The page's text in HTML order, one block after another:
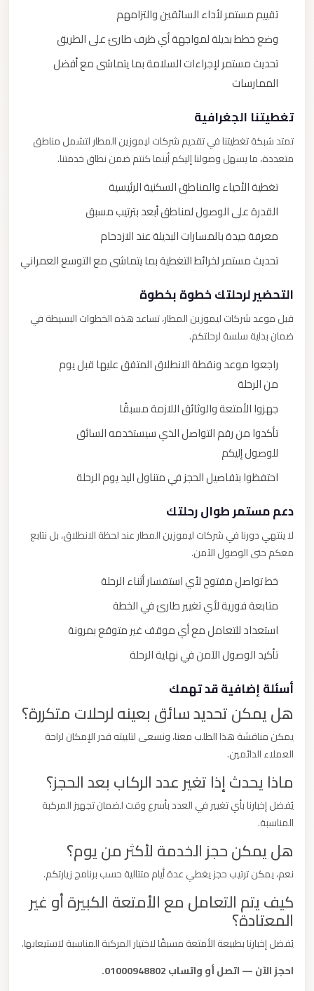
تقييم مستمر لأداء السائقين والتزامهم
وضع خطط بديلة لمواجهة أي ظرف طارئ على الطريق
تحديث مستمر لإجراءات السلامة بما يتماشى مع أفضل
الممارسات
تغطيتنا الجغرافية
تمتد شبكة تغطيتنا في تقديم شركات ليموزين المطار لتشمل مناطق
متعددة، ما يسهل وصولنا إليكم أينما كنتم ضمن نطاق خدمتنا.
تغطية الأحياء والمناطق السكنية الرئيسية
القدرة على الوصول لمناطق أبعد بترتيب مسبق
معرفة جيدة بالمسارات البديلة عند الازدحام
تحديث مستمر لخرائط التغطية بما يتماشى مع التوسع العمراني
التحضير لرحلتك خطوة بخطوة
قبل موعد شركات ليموزين المطار، تساعد هذه الخطوات البسيطة في
ضمان بداية سلسة لرحلتكم.
راجعوا موعد ونقطة الانطلاق المتفق عليها قبل يوم
من الرحلة
جهزوا الأمتعة والوثائق اللازمة مسبقًا
تأكدوا من رقم التواصل الذي سيستخدمه السائق
للوصول إليكم
احتفظوا بتفاصيل الحجز في متناول اليد يوم الرحلة
دعم مستمر طوال رحلتك
لا ينتهي دورنا في شركات ليموزين المطار عند لحظة الانطلاق، بل نتابع
معكم حتى الوصول الآمن.
خط تواصل مفتوح لأي استفسار أثناء الرحلة
متابعة فورية لأي تغيير طارئ في الخطة
استعداد للتعامل مع أي موقف غير متوقع بمرونة
تأكيد الوصول الآمن في نهاية الرحلة
أسئلة إضافية قد تهمك
هل يمكن تحديد سائق بعينه لرحلات متكررة؟
يمكن مناقشة هذا الطلب معنا، ونسعى لتلبيته قدر الإمكان لراحة
العملاء الدائمين.
ماذا يحدث إذا تغير عدد الركاب بعد الحجز؟
يُفضل إخبارنا بأي تغيير في العدد بأسرع وقت لضمان تجهيز المركبة
المناسبة.
هل يمكن حجز الخدمة لأكثر من يوم؟
نعم، يمكن ترتيب حجز يغطي عدة أيام متتالية حسب برنامج زيارتكم.
كيف يتم التعامل مع الأمتعة الكبيرة أو غير
المعتادة؟
يُفضل إخبارنا بطبيعة الأمتعة مسبقًا لاختيار المركبة المناسبة لاستيعابها.
احجز الآن — اتصل أو واتساب 01000948802.